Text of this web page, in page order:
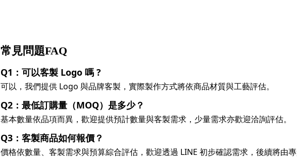
常見問題FAQ
Q1：可以客製 Logo 嗎 ?
可以，我們提供 Logo 與品牌客製，實際製作方式將依商品材質與工藝評估。
Q2：最低訂購量（MOQ）是多少？
基本數量依品項而異，歡迎提供預計數量與客製需求，少量需求亦歡迎洽詢評估。
Q3：客製商品如何報價？
價格依數量、客製需求與預算綜合評估，歡迎透過 LINE 初步確認需求，後續將由